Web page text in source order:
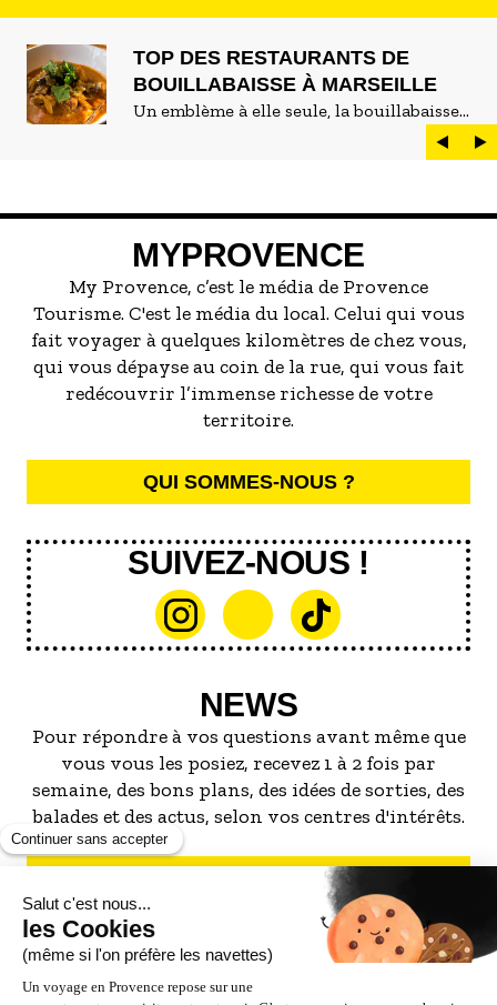
TOP DES RESTAURANTS DE
BOUILLABAISSE À MARSEILLE
Un emblème à elle seule, la bouillabaisse
est LE plat marseillais par excellence. On
peut d'ailleurs vite être submergé·e par la
servir la meilleure...
MYPROVENCE
My Provence, c’est le média de Provence
Tourisme. C'est le média du local. Celui qui vous
fait voyager à quelques kilomètres de chez vous,
qui vous dépayse au coin de la rue, qui vous fait
redécouvrir l’immense richesse de votre
territoire.
QUI SOMMES-NOUS ?
SUIVEZ-NOUS !
NEWS
Pour répondre à vos questions avant même que
vous vous les posiez, recevez 1 à 2 fois par
semaine, des bons plans, des idées de sorties, des
balades et des actus, selon vos centres d'intérêts.
S'INSCRIRE À LA NEWSLETTER